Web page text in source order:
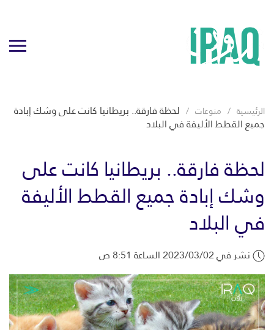
الرئيسية منوعات لحظة فارقة.. بريطانيا كانت على وشك إبادة
جميع القطط الأليفة في البلاد
لحظة فارقة.. بريطانيا كانت على
وشك إبادة جميع القطط الأليفة
في البلاد
نشر في 2023/03/02 الساعة 8:51 ص